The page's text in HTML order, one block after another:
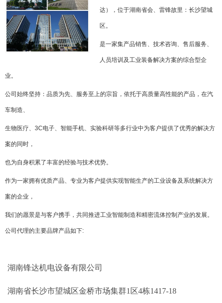
达），位于湖南省会、雷锋故里：长沙望城
区。
是一家集产品销售、技术咨询、售后服务、
人员培训及工业装备解决方案的综合型企
业。
公司始终坚持：品质为先、服务至上的宗旨，依托于高质量高性能的产品，在汽
车制造、
生物医疗、3C电子、智能手机、实验科研等多行业中为客户提供了优秀的解决方
案的同时，
也为自身积累了丰富的经验与技术优势。
作为一家拥有优质产品、专业为客户提供实现智能生产的工业设备及系统解决方
案的企业，
我们的愿景是与客户携手，共同推进工业智能制造和精密流体控制产业的发展。
公司代理的主要品牌产品如下:
湖南锋达机电设备有限公司
湖南省长沙市望城区金桥市场集群1区4栋1417-18